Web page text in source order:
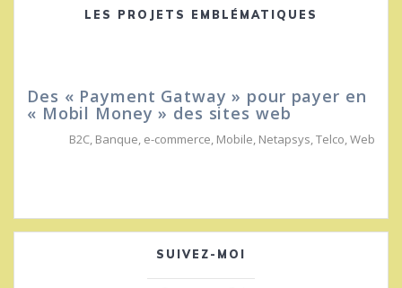
B2C ,Banque, e-commerce,Mobile,Netapsys,Telco ,Web
SUIVEZ-MOI
FacebookLinkedIn
X